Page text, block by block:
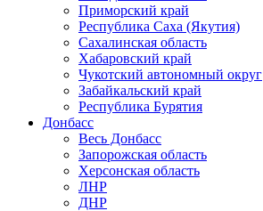
Приморский край
Республика Саха (Якутия)
Сахалинская область
Хабаровский край
Чукотский автономный округ
Забайкальский край
Республика Бурятия
Донбасс
Весь Донбасс
Запорожская область
Херсонская область
ЛНР
ДНР